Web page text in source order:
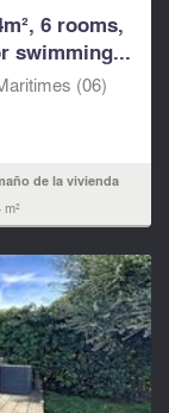
6 rooms,
swimming...
(06)
de la vivienda
m²